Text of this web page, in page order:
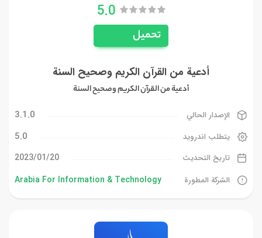
5.0
تحميل
أدعية من القرآن الكريم وصحيح السنة
أدعية من القرآن الكريم وصحيح السنة
الإصدار الحالي 3.1.0
يتطلب اندرويد 5.0
تاريخ التحديث 20‏/01‏/2023
الشركة المطورة Arabia For Information & Technology